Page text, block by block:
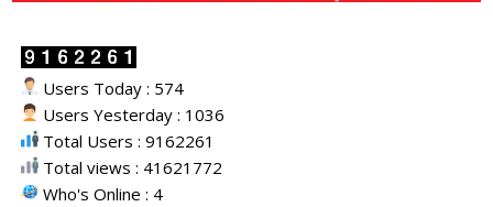
Users Today : 574
Users Yesterday : 1036
Total Users : 9162261
Total views : 41621772
Who's Online : 4